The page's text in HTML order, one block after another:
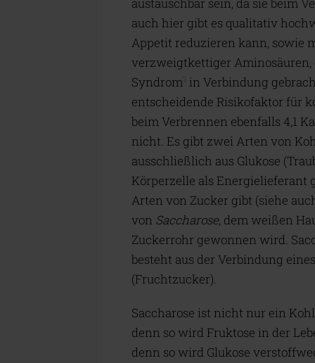
austauschbar sein, da sie beim
auch hier gibt es qualitativ
Appetit reduzieren kann, sowie
verzweigtkettiger
Syndrom2 in Verbindung
entscheidende Risikofaktor für
beim Verbrennen ebenfalls 4,1
nicht. Es gibt zwei Arten von
ausschließlich aus Glukose
Körperzelle als Energielieferant
Arten von Zucker gibt (siehe
von Saccharose, dem weißen
Zuckerrohr gewonnen wird.
besteht aus der Verbindung
(Fruchtzucker).
Saccharose ist nicht nur ein
denn so wird Fruktose in der
denn so wird Glukose